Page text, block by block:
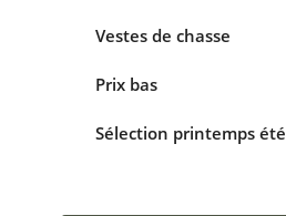
> Écharpes, tours de
> Gants
> Guêtres, chaussettes
Vestes de chasse
Prix bas
Sélection printemps été